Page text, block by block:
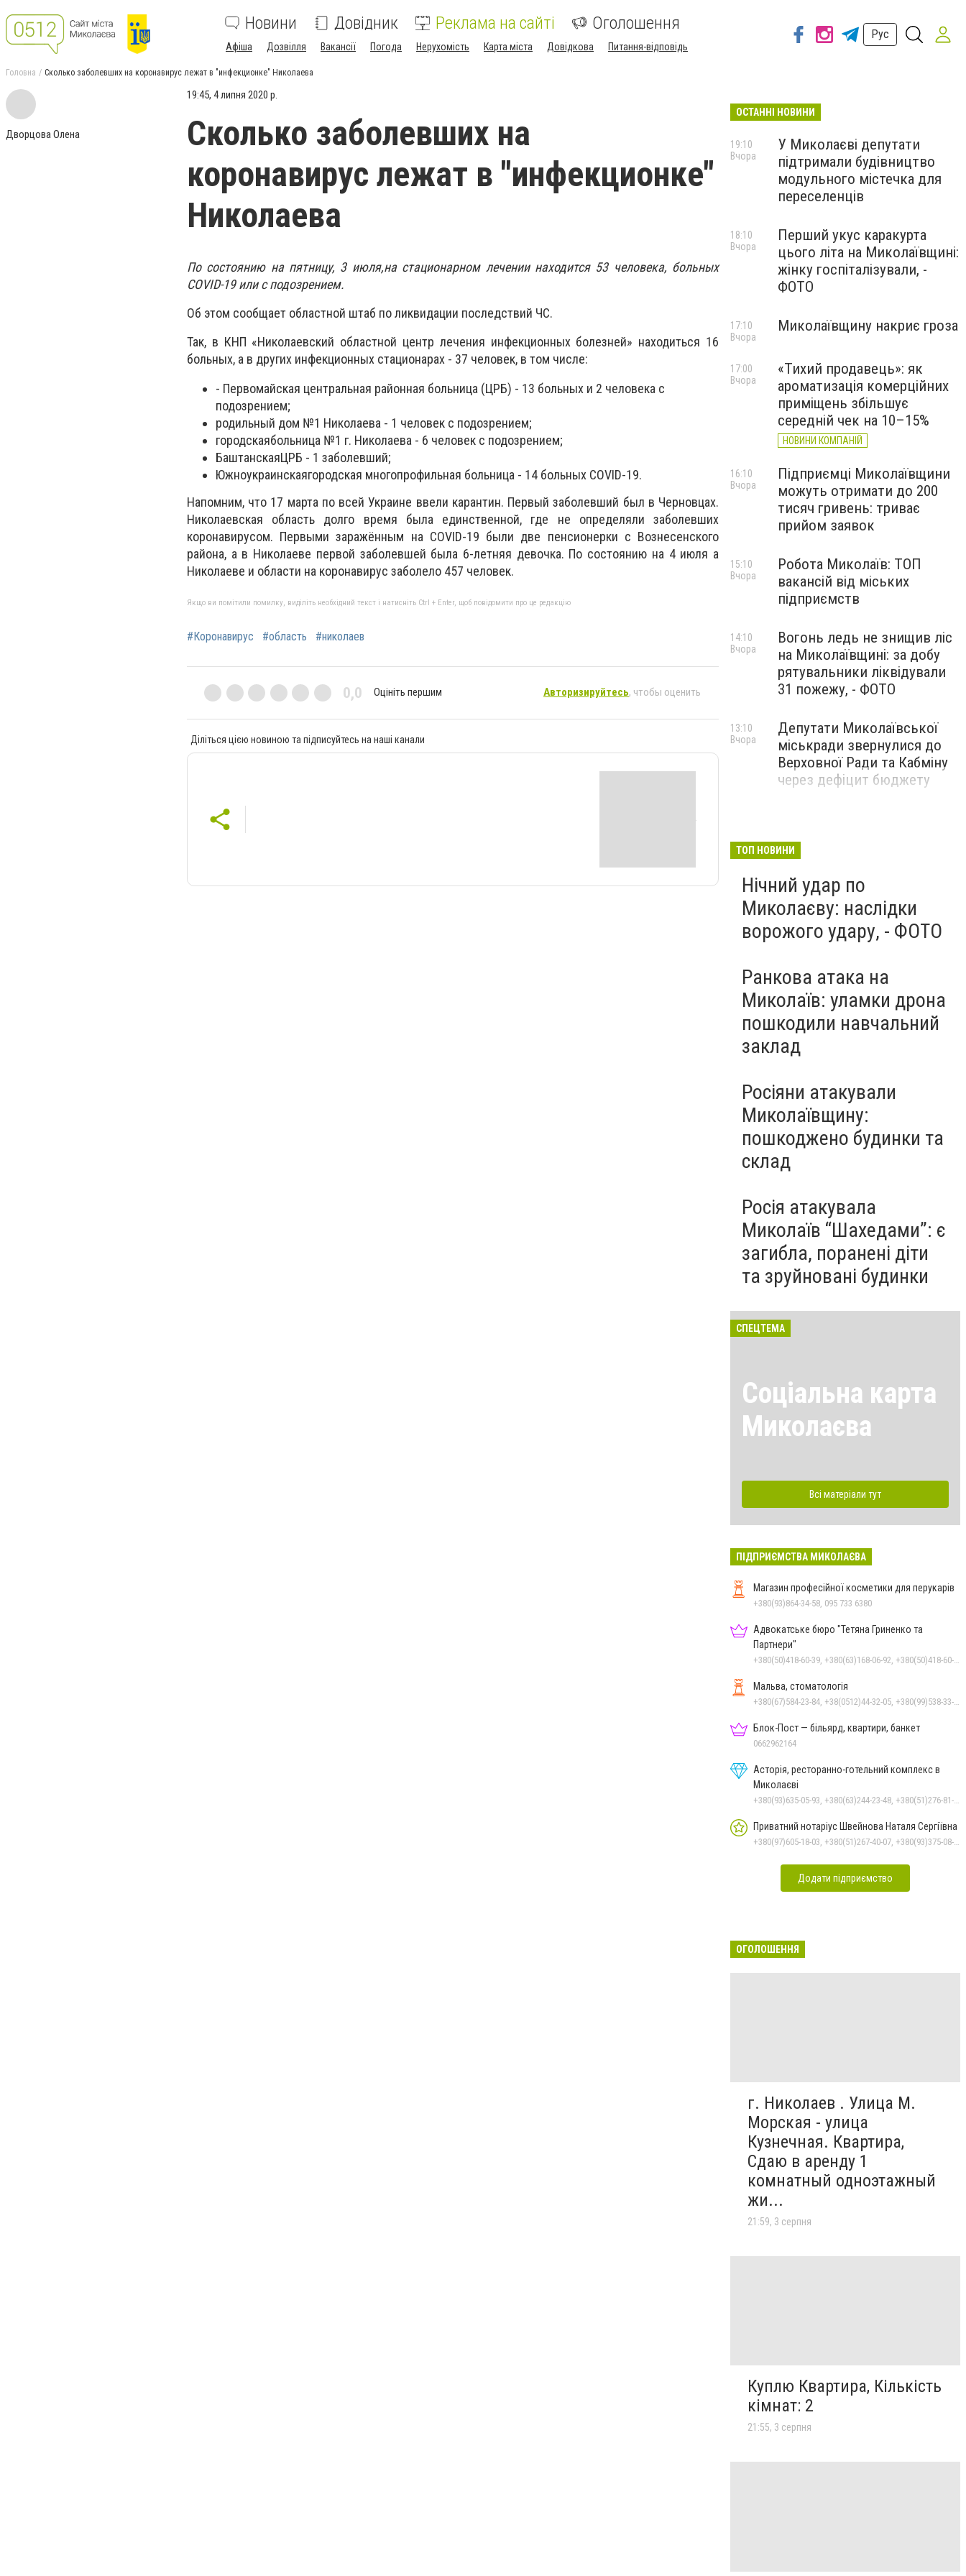
Новини Довідник Реклама на сайті Оголошення
Афіша Дозвілля Вакансії Погода Нерухомість Карта міста Довідкова Питання-відповідь
Рус
Головна Сколько заболевших на коронавирус лежат в "инфекционке" Николаева
Дворцова Олена
19:45, 4 липня 2020 р.
Сколько заболевших на
коронавирус лежат в "инфекционке"
Николаева
По состоянию на пятницу, 3 июля,на стационарном лечении находится 53 человека, больных
COVID-19 или с подозрением.
Об этом сообщает областной штаб по ликвидации последствий ЧС.
Так, в КНП «Николаевский областной центр лечения инфекционных болезней» находиться 16
больных, а в других инфекционных стационарах - 37 человек, в том числе:
- Первомайская центральная районная больница (ЦРБ) - 13 больных и 2 человека с
подозрением;
родильный дом №1 Николаева - 1 человек с подозрением;
городскаябольница №1 г. Николаева - 6 человек с подозрением;
БаштанскаяЦРБ - 1 заболевший;
Южноукраинскаягородская многопрофильная больница - 14 больных COVID-19.
Напомним, что 17 марта по всей Украине ввели карантин. Первый заболевший был в Черновцах.
Николаевская область долго время была единственной, где не определяли заболевших
коронавирусом. Первыми заражённым на COVID-19 были две пенсионерки с Вознесенского
района, а в Николаеве первой заболевшей была 6-летняя девочка. По состоянию на 4 июля а
Николаеве и области на коронавирус заболело 457 человек.
Якщо ви помітили помилку, виділіть необхідний текст і натисніть Ctrl + Enter, щоб повідомити про це редакцію
#Коронавирус #область #николаев
0,0 Оцініть першим Авторизируйтесь, чтобы оценить
Діліться цією новиною та підписуйтесь на наші канали
ОСТАННІ НОВИНИ
У Миколаєві депутати
підтримали будівництво
модульного містечка для
переселенців
19:10
Вчора
Перший укус каракурта
цього літа на Миколаївщині:
жінку госпіталізували, -
ФОТО
18:10
Вчора
Миколаївщину накриє гроза
17:10
Вчора
«Тихий продавець»: як
ароматизація комерційних
приміщень збільшує
середній чек на 10–15%
НОВИНИ КОМПАНІЙ
17:00
Вчора
Підприємці Миколаївщини
можуть отримати до 200
тисяч гривень: триває
прийом заявок
16:10
Вчора
Робота Миколаїв: ТОП
вакансій від міських
підприємств
15:10
Вчора
Вогонь ледь не знищив ліс
на Миколаївщині: за добу
рятувальники ліквідували
31 пожежу, - ФОТО
14:10
Вчора
Депутати Миколаївської
міськради звернулися до
Верховної Ради та Кабміну
через дефіцит бюджету
13:10
Вчора
ТОП НОВИНИ
Нічний удар по
Миколаєву: наслідки
ворожого удару, - ФОТО
Ранкова атака на
Миколаїв: уламки дрона
пошкодили навчальний
заклад
Росіяни атакували
Миколаївщину:
пошкоджено будинки та
склад
Росія атакувала
Миколаїв “Шахедами”: є
загибла, поранені діти
та зруйновані будинки
СПЕЦТЕМА
Соціальна карта
Миколаєва
Всі матеріали тут
ПІДПРИЄМСТВА МИКОЛАЄВА
Магазин професійної косметики для перукарів
+380(93)864-34-58, 095 733 6380
Адвокатське бюро "Тетяна Гриненко та
Партнери"
Мальва, стоматологія
Блок-Пост — більярд, квартири, банкет
0662962164
Асторія, ресторанно-готельний комплекс в
Миколаєві
Приватний нотаріус Швейнова Наталя Сергіївна
Додати підприємство
ОГОЛОШЕННЯ
г. Николаев . Улица М.
Морская - улица
Кузнечная. Квартира,
Сдаю в аренду 1
комнатный одноэтажный
жи...
21:59, 3 серпня
Куплю Квартира, Кількість
кімнат: 2
21:55, 3 серпня